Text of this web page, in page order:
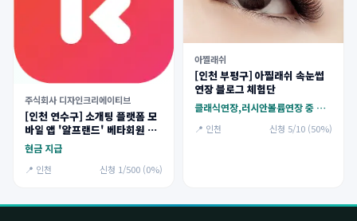
주식회사 디자인크리에이티브
[인천 연수구] 소개팅 플랫폼 모
바일 앱 '알프랜드' 베타회원 모
집
현금 지급
📍 인천 신청 1/500 (0%)
아찔래쉬
[인천 부평구] 아찔래쉬 속눈썹
연장 블로그 체험단
클래식연장,러시안볼륨연장 중 택 1
📍 인천 신청 5/10 (50%)